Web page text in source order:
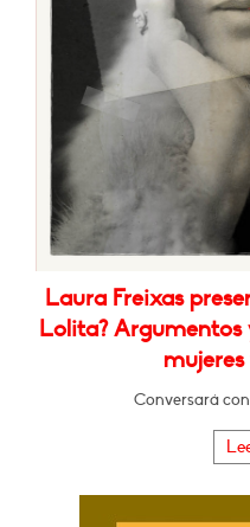
Laura Freixas
Lolita? Argumentos
Conversará